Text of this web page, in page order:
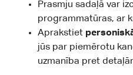
Prasmju sadaļā var
programmatūras, ar
Aprakstiet
jūs par piemērotu
uzmanība pret